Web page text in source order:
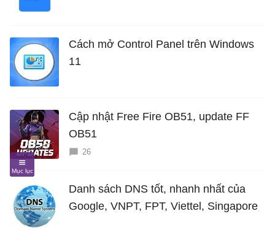
Cách mở Control Panel trên Windows
11
Cập nhật Free Fire OB51, update FF
OB51
26
Danh sách DNS tốt, nhanh nhất của
Google, VNPT, FPT, Viettel, Singapore